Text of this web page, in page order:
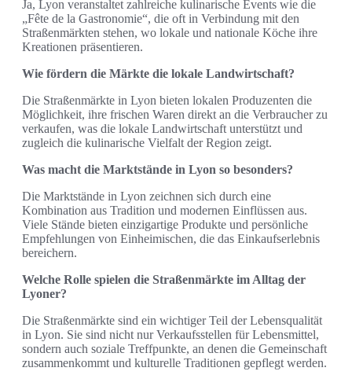
Ja, Lyon veranstaltet zahlreiche kulinarische Events wie die
„Fête de la Gastronomie“, die oft in Verbindung mit den
Straßenmärkten stehen, wo lokale und nationale Köche ihre
Kreationen präsentieren.
Wie fördern die Märkte die lokale Landwirtschaft?
Die Straßenmärkte in Lyon bieten lokalen Produzenten die
Möglichkeit, ihre frischen Waren direkt an die Verbraucher zu
verkaufen, was die lokale Landwirtschaft unterstützt und
zugleich die kulinarische Vielfalt der Region zeigt.
Was macht die Marktstände in Lyon so besonders?
Die Marktstände in Lyon zeichnen sich durch eine
Kombination aus Tradition und modernen Einflüssen aus.
Viele Stände bieten einzigartige Produkte und persönliche
Empfehlungen von Einheimischen, die das Einkaufserlebnis
bereichern.
Welche Rolle spielen die Straßenmärkte im Alltag der
Lyoner?
Die Straßenmärkte sind ein wichtiger Teil der Lebensqualität
in Lyon. Sie sind nicht nur Verkaufsstellen für Lebensmittel,
sondern auch soziale Treffpunkte, an denen die Gemeinschaft
zusammenkommt und kulturelle Traditionen gepflegt werden.